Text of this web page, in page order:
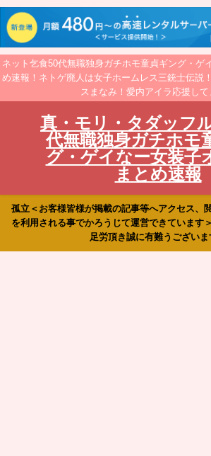
ネット乞食50代無職独身ガチホモ童貞ギング・ゲ
め速報！ネトゲ廃人は女子ホームレス三銃士伝説
スまなみ！愛内アイラ応援して
真・モリ・タダッフ
代無職独身ガチホモ
グ・ゲイなー女装子
まとめ速報
孤立＜お客様皆様が掲載の記事等へアクセス、
を利用される事でかろうじて運営できています
足労頂き誠に有難うございま